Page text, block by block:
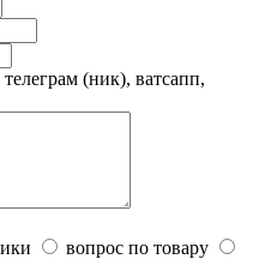
(ник), ватсапп,
вопрос по товару